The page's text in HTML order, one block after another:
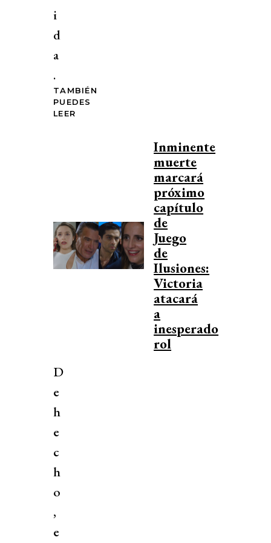
i
d
a
.
TAMBIÉN
PUEDES
LEER
Inminente
muerte
marcará
próximo
capítulo
de
Juego
de
Ilusiones:
Victoria
atacará
a
inesperado
rol
D
e
h
e
c
h
o
,
e